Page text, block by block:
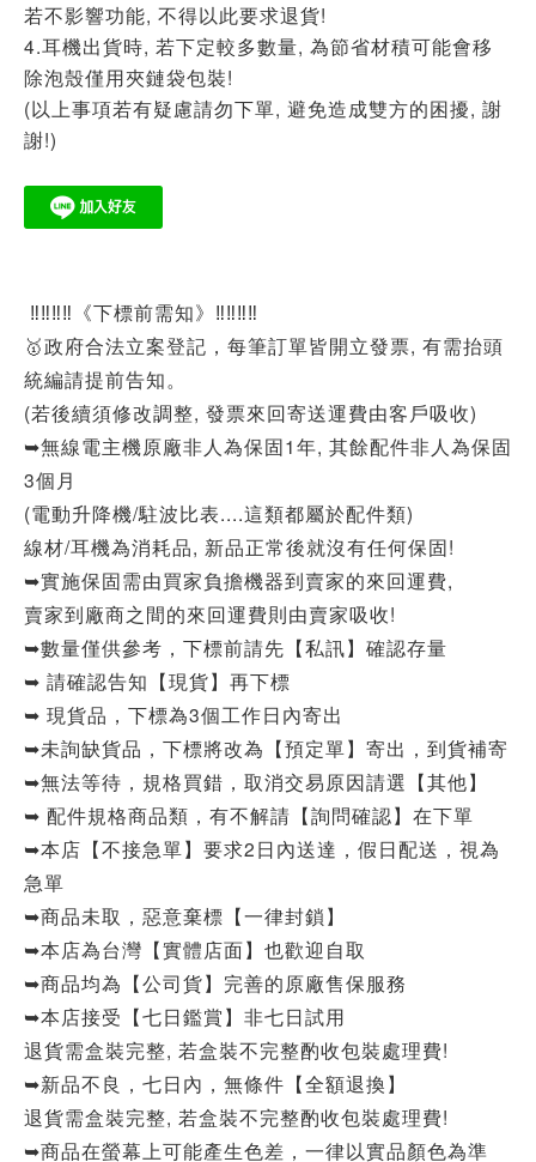
若不影響功能, 不得以此要求退貨!
4.耳機出貨時, 若下定較多數量, 為節省材積可能會移
除泡殼僅用夾鏈袋包裝!
(以上事項若有疑慮請勿下單, 避免造成雙方的困擾, 謝
謝!)
‼‼‼‼《下標前需知》‼‼‼‼
🥇政府合法立案登記，每筆訂單皆開立發票, 有需抬頭
統編請提前告知。
(若後續須修改調整, 發票來回寄送運費由客戶吸收)
➥無線電主機原廠非人為保固1年, 其餘配件非人為保固
3個月
(電動升降機/駐波比表....這類都屬於配件類)
線材/耳機為消耗品, 新品正常後就沒有任何保固!
➥實施保固需由買家負擔機器到賣家的來回運費,
賣家到廠商之間的來回運費則由賣家吸收!
➥數量僅供參考，下標前請先【私訊】確認存量
➥ 請確認告知【現貨】再下標
➥ 現貨品，下標為3個工作日內寄出
➥未詢缺貨品，下標將改為【預定單】寄出，到貨補寄
➥無法等待，規格買錯，取消交易原因請選【其他】
➥ 配件規格商品類，有不解請【詢問確認】在下單
➥本店【不接急單】要求2日內送達，假日配送，視為
急單
➥商品未取，惡意棄標【一律封鎖】
➥本店為台灣【實體店面】也歡迎自取
➥商品均為【公司貨】完善的原廠售保服務
➥本店接受【七日鑑賞】非七日試用
退貨需盒裝完整, 若盒裝不完整酌收包裝處理費!
➥新品不良，七日內，無條件【全額退換】
退貨需盒裝完整, 若盒裝不完整酌收包裝處理費!
➥商品在螢幕上可能產生色差，一律以實品顏色為準